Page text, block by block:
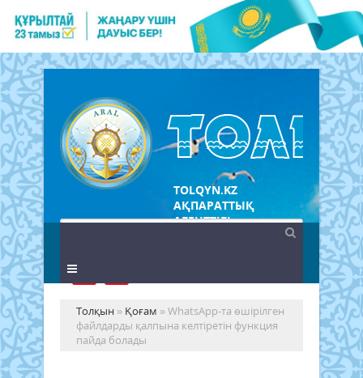
TOLQYN.KZ
АҚПАРАТТЫҚ
АГЕНТТІГІ
Толқын » Қоғам » WhatsApp-та өшірілген
файлдарды қалпына келтіретін функция
пайда болады